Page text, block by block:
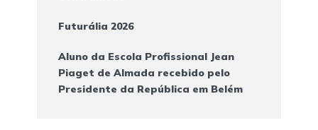
Futurália 2026
Aluno da Escola Profissional Jean
Piaget de Almada recebido pelo
Presidente da República em Belém